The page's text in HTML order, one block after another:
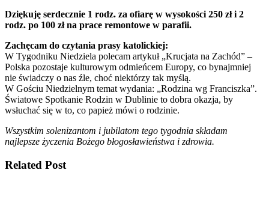
Dziękuję serdecznie 1 rodz. za ofiarę w wysokości 250 zł i 2
rodz. po 100 zł na prace remontowe w parafii.
Zachęcam do czytania prasy katolickiej:
W Tygodniku Niedziela polecam artykuł „Krucjata na Zachód” –
Polska pozostaje kulturowym odmieńcem Europy, co bynajmniej
nie świadczy o nas źle, choć niektórzy tak myślą.
W Gościu Niedzielnym temat wydania: „Rodzina wg Franciszka”.
Światowe Spotkanie Rodzin w Dublinie to dobra okazja, by
wsłuchać się w to, co papież mówi o rodzinie.
Wszystkim solenizantom i jubilatom tego tygodnia składam
najlepsze życzenia Bożego błogosławieństwa i zdrowia.
Related Post